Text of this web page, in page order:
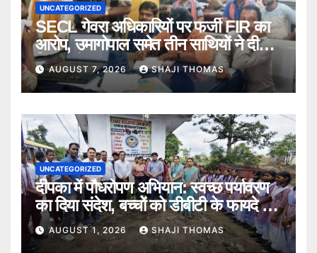
UNCATEGORIZED
SECL गेवरा अधिकारियों पर फर्जी FIR का
आरोप, उमागोपाल समेत तीन साथियों ने दी
गिरफ्तारी।
AUGUST 7, 2026 SHAJI THOMAS
UNCATEGORIZED
दीपका में पौधरोपण अभियान: स्वच्छ पर्यावरण
का दिया संदेश, बच्चों को डीबीटी के फायदे भी
बताए।
AUGUST 1, 2026 SHAJI THOMAS